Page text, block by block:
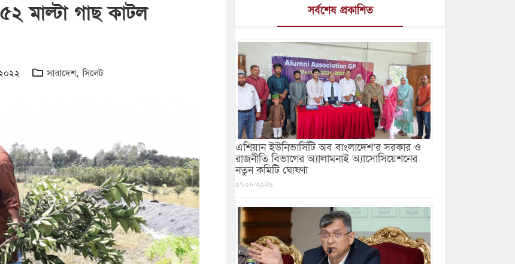
মাল্টা গাছ কাটল
সারাদেশ,সিলেট
সর্বশেষ প্রকাশিত
এশিয়ান ইউনিভার্সিটি অব বাংলাদেশ’র সরকার ও
রাজনীতি বিভাগের অ্যালামনাই অ্যাসোসিয়েশনের
নতুন কমিটি ঘোষণা
০৭/০৮/২০২৬